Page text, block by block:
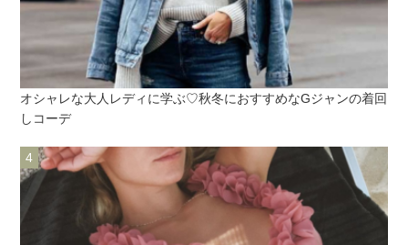
オシャレな大人レディに学ぶ♡秋冬におすすめなGジャンの着回
しコーデ